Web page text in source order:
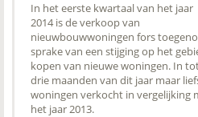
In het eerste kwartaal van het jaar
2014 is de verkoop van
nieuwbouwwoningen fors
sprake van een stijging op het
kopen van nieuwe woningen. In
drie maanden van dit jaar maar
woningen verkocht in vergelijking
het jaar 2013.